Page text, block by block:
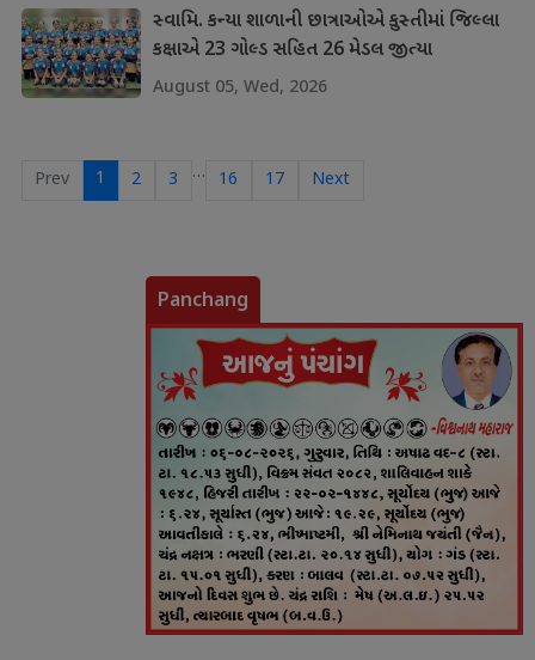
સ્વામિ. કન્યા શાળાની છાત્રાઓએ કુસ્તીમાં જિલ્લા
કક્ષાએ 23 ગોલ્ડ સહિત 26 મેડલ જીત્યા
August 05, Wed, 2026
Prev 1 2 3 … 16 17 Next
Panchang